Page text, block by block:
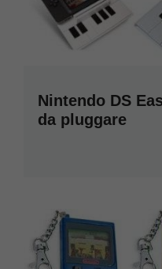
Nintendo DS
da pluggare